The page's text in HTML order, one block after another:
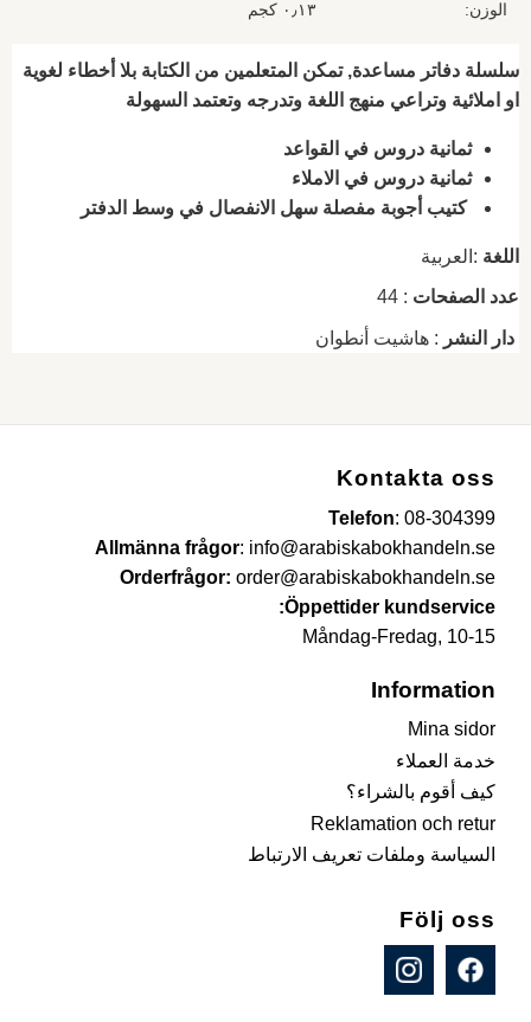
الوزن
٠٫١٣ كجم
سلسلة دفاتر مساعدة, تمكن المتعلمين من الكتابة بلا أخطاء لغوية
او املائية وتراعي منهج اللغة وتدرجه وتعتمد السهولة
ثمانية دروس في القواعد
ثمانية دروس في الاملاء
كتيب أجوبة مفصلة سهل الانفصال في وسط الدفتر
اللغة :العربية
عدد الصفحات : 44
دار النشر : هاشيت أنطوان
Kontakta oss
Telefon: 08-304399
Allmänna frågor: info@arabiskabokhandeln.se
Orderfrågor: order@arabiskabokhandeln.se
Öppettider kundservice:
Måndag-Fredag, 10-15
Information
Mina sidor
خدمة العملاء
كيف أقوم بالشراء؟
Reklamation och retur
السياسة وملفات تعريف الارتباط
Följ oss